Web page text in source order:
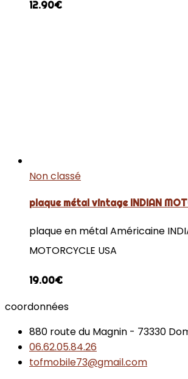
12.90€
Non classé
plaque métal vintage INDIAN
plaque en métal Américaine
MOTORCYCLE USA
19.00€
coordonnées
880 route du Magnin - 73330
06.62.05.84.26
tofmobile73@gmail.com